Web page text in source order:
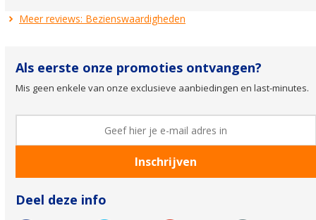
Meer reviews: Bezienswaardigheden
Als eerste onze promoties ontvangen?
Mis geen enkele van onze exclusieve aanbiedingen en last-minutes.
Deel deze info